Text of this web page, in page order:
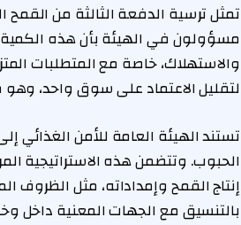
تمثل ترسية الدفعة الثالثة من
مسؤولون في الهيئة بأن هذه
والاستهلاك، خاصة مع المتطلبات
لتقليل الاعتماد على سوق واحد،
تستند الهيئة العامة للأمن الغذائي
الحبوب. وتتضمن هذه الاستراتيجية
إنتاج القمح وإمداداته، مثل الظروف
بالتنسيق مع الجهات المعنية داخل